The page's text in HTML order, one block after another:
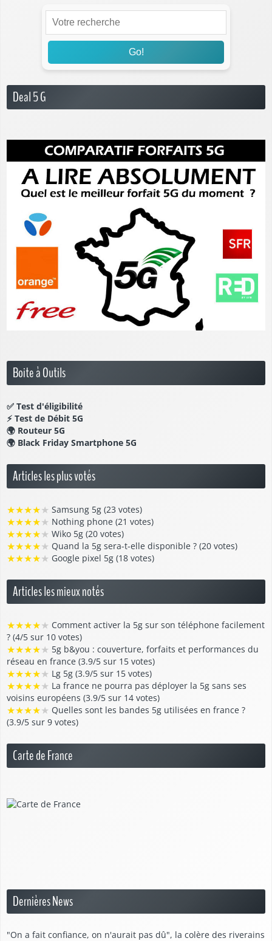
Go!
Deal 5 G
Boite à Outils
✅ Test d'éligibilité
⚡ Test de Débit 5G
🌍 Routeur 5G
🌍 Black Friday Smartphone 5G
Articles les plus votés
★★★★★ Samsung 5g (23 votes)
★★★★★ Nothing phone (21 votes)
★★★★★ Wiko 5g (20 votes)
★★★★★ Quand la 5g sera-t-elle disponible ? (20 votes)
★★★★★ Google pixel 5g (18 votes)
Articles les mieux notés
★★★★★ Comment activer la 5g sur son téléphone facilement
? (4/5 sur 10 votes)
★★★★★ 5g b&you : couverture, forfaits et performances du
réseau en france (3.9/5 sur 15 votes)
★★★★★ Lg 5g (3.9/5 sur 15 votes)
★★★★★ La france ne pourra pas déployer la 5g sans ses
voisins européens (3.9/5 sur 14 votes)
★★★★★ Quelles sont les bandes 5g utilisées en france ?
(3.9/5 sur 9 votes)
Carte de France
Dernières News
"On a fait confiance, on n'aurait pas dû", la colère des riverains